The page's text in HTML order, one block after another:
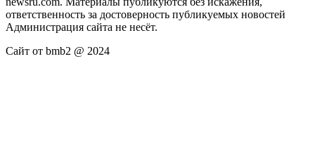
ответственность за достоверность публикуемых новостей
Администрация сайта не несёт.
Сайт от bmb2 @ 2024